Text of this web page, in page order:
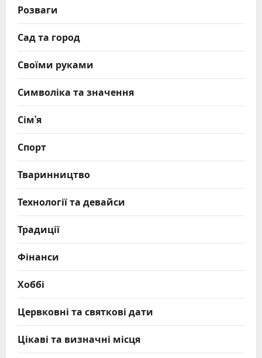
Розваги
Сад та город
Своїми руками
Символіка та значення
Сім’я
Спорт
Тваринництво
Технології та девайси
Традиції
Фінанси
Хоббі
Цервковні та святкові дати
Цікаві та визначні місця